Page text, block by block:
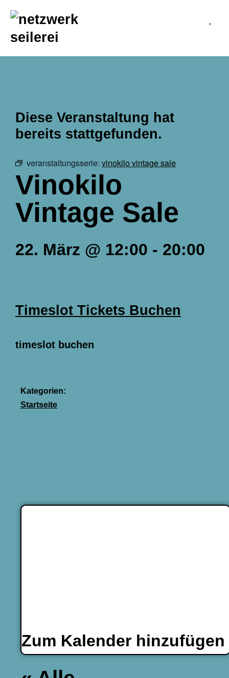
springen
Diese Veranstaltung hat
bereits stattgefunden.
veranstaltungsserie: vinokilo vintage sale
Vinokilo
Vintage Sale
22. März @ 12:00 - 20:00
Timeslot Tickets Buchen
timeslot buchen
Kategorien:
Startseite
Zum Kalender hinzufügen